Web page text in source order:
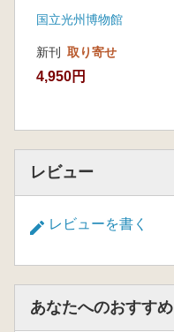
徳古墳 秘密の空間、
国立光州博物館
新刊 取り寄せ
4,950円
レビュー
レビューを書く
あなたへのおすすめ